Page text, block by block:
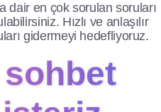
dair en çok sorulan soruları
Hızlı ve anlaşılır
gidermeyi hedefliyoruz.